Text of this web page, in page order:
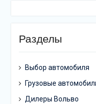
Разделы
Выбор автомобиля
Грузовые
Дилеры Вольво